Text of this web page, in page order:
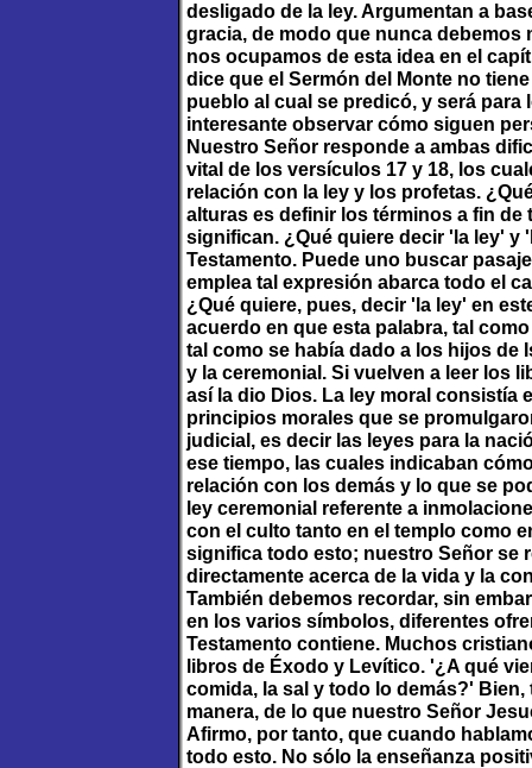
desligado de la ley. Argumentan a
gracia, de modo que nunca debemos
nos ocupamos de esta idea en el
dice que el Sermón del Monte no
pueblo al cual se predicó, y será
interesante observar cómo siguen
Nuestro Señor responde a ambas
vital de los versículos 17 y 18, los
relación con la ley y los profetas.
alturas es definir los términos a fin
significan. ¿Qué quiere decir 'la ley'
Testamento. Puede uno buscar
emplea tal expresión abarca todo el
¿Qué quiere, pues, decir 'la ley' en
acuerdo en que esta palabra, tal
tal como se había dado a los hijos de
y la ceremonial. Si vuelven a leer los
así la dio Dios. La ley moral consistía
principios morales que se
judicial, es decir las leyes para la
ese tiempo, las cuales indicaban
relación con los demás y lo que se
ley ceremonial referente a
con el culto tanto en el templo como
significa todo esto; nuestro Señor se
directamente acerca de la vida y la
También debemos recordar, sin
en los varios símbolos, diferentes
Testamento contiene. Muchos
libros de Éxodo y Levítico. '¿A qué
comida, la sal y todo lo demás?'
manera, de lo que nuestro Señor
Afirmo, por tanto, que cuando
todo esto. No sólo la enseñanza